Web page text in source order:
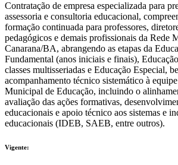
Contratação de empresa especializada para
assessoria e consultoria educacional,
formação continuada para professores,
pedagógicos e demais profissionais da Rede
Canarana/BA, abrangendo as etapas da
Fundamental (anos iniciais e finais),
classes multisseriadas e Educação Especial,
acompanhamento técnico sistemático à
Municipal de Educação, incluindo o
avaliação das ações formativas,
educacionais e apoio técnico aos sistemas e
educacionais (IDEB, SAEB, entre outros).
Vigente: